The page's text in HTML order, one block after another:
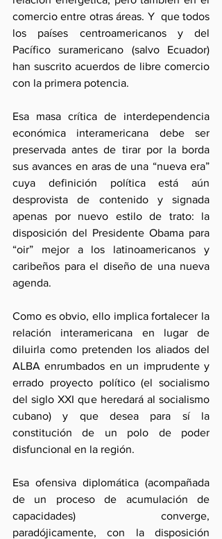
comercio entre otras áreas. Y  que todos
los países centroamericanos y del
Pacífico suramericano (salvo Ecuador)
han suscrito acuerdos de libre comercio
con la primera potencia.
Esa masa crítica de interdependencia
económica interamericana debe ser
preservada antes de tirar por la borda
sus avances en aras de una “nueva era”
cuya definición política está aún
desprovista de contenido y signada
apenas por nuevo estilo de trato: la
disposición del Presidente Obama para
“oir” mejor a los latinoamericanos y
caribeños para el diseño de una nueva
agenda.
Como es obvio, ello implica fortalecer la
relación interamericana en lugar de
diluirla como pretenden los aliados del
ALBA enrumbados en un imprudente y
errado proyecto político (el socialismo
del siglo XXI que heredará al socialismo
cubano) y que desea para sí la
constitución de un polo de poder
disfuncional en la región.
Esa ofensiva diplomática (acompañada
de un proceso de acumulación de
capacidades) converge,
paradójicamente, con la disposición